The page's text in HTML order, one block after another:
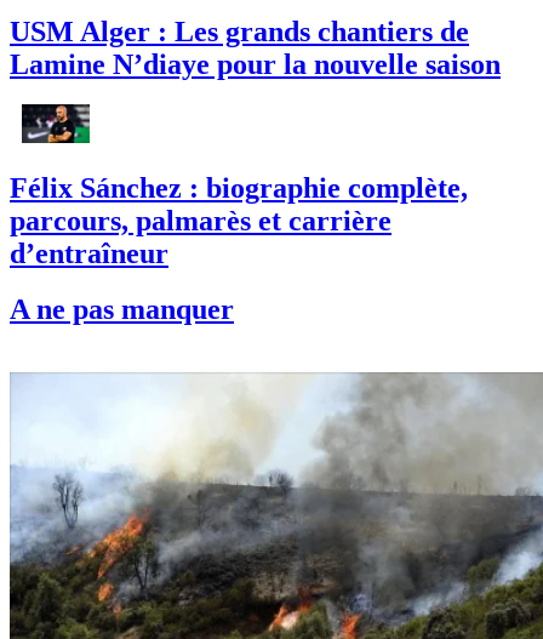
USM Alger : Les grands chantiers de
Lamine N’diaye pour la nouvelle saison
Félix Sánchez : biographie complète,
parcours, palmarès et carrière
d’entraîneur
A ne pas manquer